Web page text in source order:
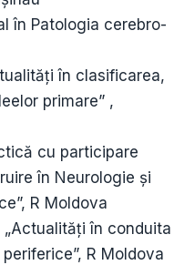
în Patologia cerebro-
în clasificarea,
primare” ,
cu participare
în Neurologie și
R Moldova
în conduita
R Moldova